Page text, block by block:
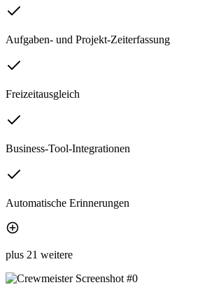
Aufgaben- und Projekt-Zeiterfassung
Freizeitausgleich
Business-Tool-Integrationen
Automatische Erinnerungen
plus 21 weitere